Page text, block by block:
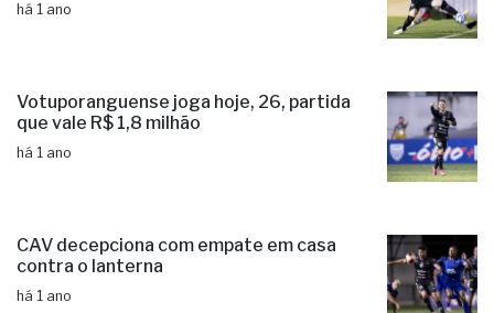
há 1 ano
Votuporanguense joga hoje, 26, partida
que vale R$ 1,8 milhão
há 1 ano
CAV decepciona com empate em casa
contra o lanterna
há 1 ano